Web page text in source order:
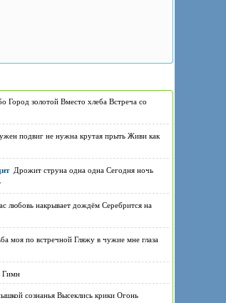
Город золотой Вместо хлеба Встреча со
подвиг не нужна крутая прыть Живи как
Дрожит струна одна одна Сегодня ночь
любовь накрывает дождём Серебрится на
моя по встречной Гляжу в чужие мне глаза
Гимн
сознанья Высеклись крики Огонь